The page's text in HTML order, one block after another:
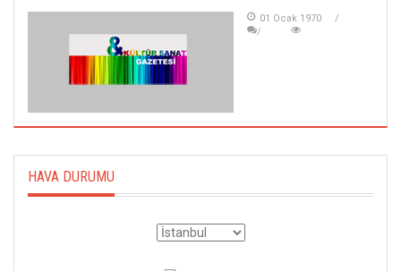
01 Ocak 1970
HAVA DURUMU